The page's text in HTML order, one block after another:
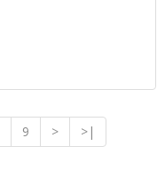
9 > >|